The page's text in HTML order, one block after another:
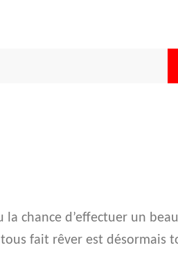
chance d’effectuer un
tous fait rêver est